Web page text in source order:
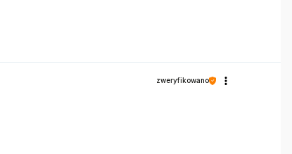
zweryfikowano